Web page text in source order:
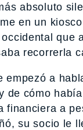
absoluto
en un
que
recorrerla
empezó a
de cómo
financiera a
su socio le